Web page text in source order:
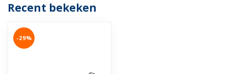
Recent bekeken
-29%